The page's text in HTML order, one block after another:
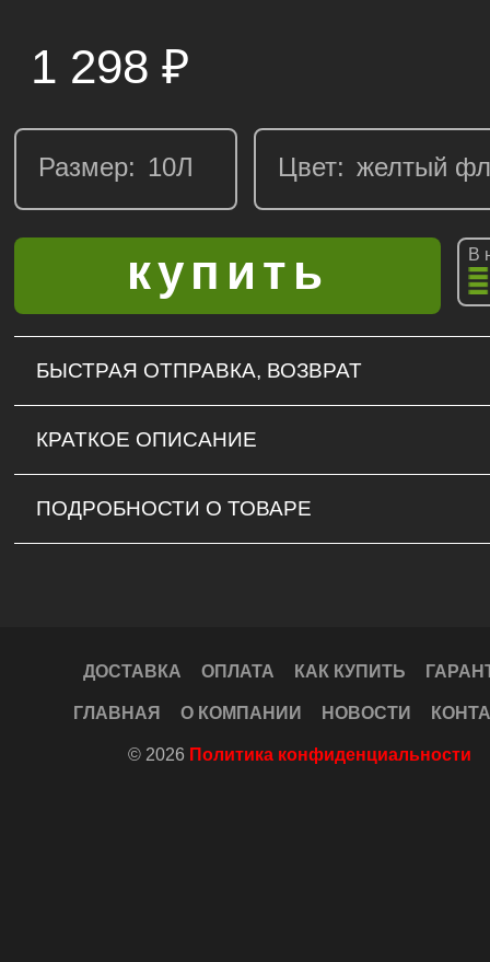
1 298 ₽
Размер: Цвет:
В
БЫСТРАЯ ОТПРАВКА, ВОЗВРАТ
КРАТКОЕ ОПИСАНИЕ
ПОДРОБНОСТИ О ТОВАРЕ
ДОСТАВКА ОПЛАТА КАК КУПИТЬ
ГЛАВНАЯ О КОМПАНИИ НОВОСТИ
© 2026 Политика конфиденциальности